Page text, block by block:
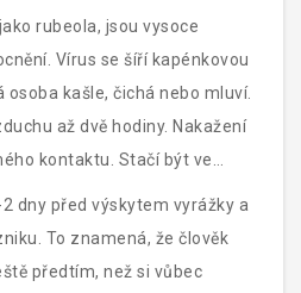
Jak je tedy léčit a co dělat,
rubeola, jsou vysoce
Vírus se šíří kapénkovou
osoba kašle, čichá nebo mluví.
až dvě hodiny. Nakažení
kontaktu. Stačí být ve
osoba.
dny před výskytem vyrážky a
To znamená, že člověk
předtím, než si vůbec